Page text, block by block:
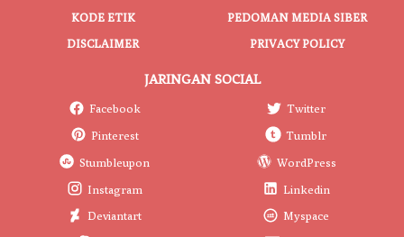
KODE ETIK
PEDOMAN MEDIA SIBER
DISCLAIMER
PRIVACY POLICY
JARINGAN SOCIAL
Facebook
Twitter
Pinterest
Tumblr
Stumbleupon
WordPress
Instagram
Linkedin
Deviantart
Myspace